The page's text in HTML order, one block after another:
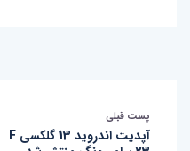
پست قبلی
آپدیت اندروید 13 گلکسی F